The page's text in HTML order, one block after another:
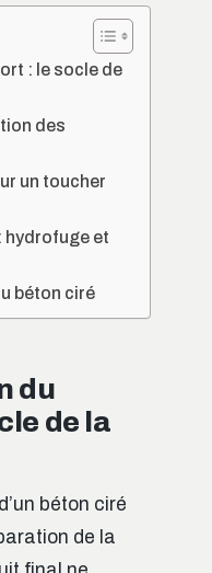
: le socle de
des
un toucher
hydrofuge et
béton ciré
du
de la
béton ciré
de la